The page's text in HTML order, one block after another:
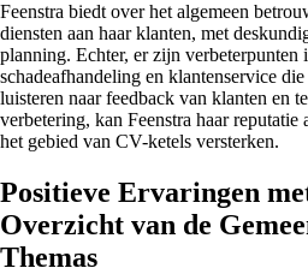
Feenstra biedt over het algemeen
diensten aan haar klanten, met
planning. Echter, er zijn verbeterpunten
schadeafhandeling en klantenservice
luisteren naar feedback van klanten en
verbetering, kan Feenstra haar
het gebied van CV-ketels versterken.
Positieve Ervaringen
Overzicht van de
Themas